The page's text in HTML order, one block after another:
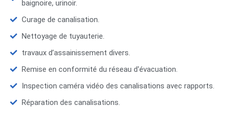
baignoire, urinoir.
Curage de canalisation.
Nettoyage de tuyauterie.
travaux d’assainissement divers.
Remise en conformité du réseau d'évacuation.
Inspection caméra vidéo des canalisations avec rapports.
Réparation des canalisations.